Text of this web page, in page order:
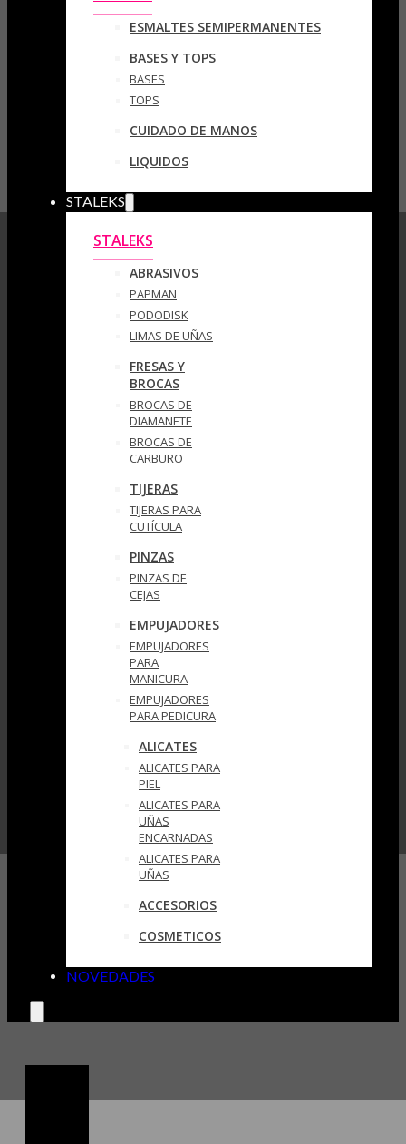
ESMALTES SEMIPERMANENTES
BASES Y TOPS
BASES
TOPS
CUIDADO DE MANOS
LIQUIDOS
STALEKS
STALEKS
ABRASIVOS
PAPMAN
PODODISK
LIMAS DE UÑAS
FRESAS Y
BROCAS
BROCAS DE
DIAMANETE
BROCAS DE
CARBURO
TIJERAS
TIJERAS PARA
CUTÍCULA
PINZAS
PINZAS DE
CEJAS
EMPUJADORES
EMPUJADORES
PARA
MANICURA
EMPUJADORES
PARA PEDICURA
ALICATES
ALICATES PARA
PIEL
ALICATES PARA
UÑAS
ENCARNADAS
ALICATES PARA
UÑAS
ACCESORIOS
COSMETICOS
NOVEDADES